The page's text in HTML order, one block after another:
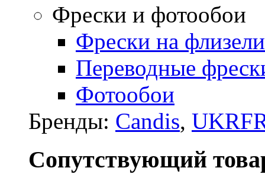
Фрески и фотообои
Фрески на
Переводные
Фотообои
Бренды: Candis,
Сопутствующий